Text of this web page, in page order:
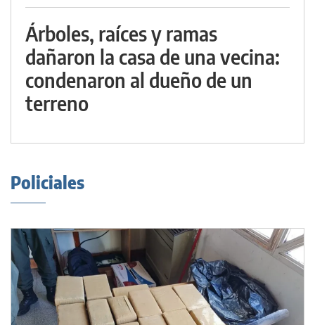
Árboles, raíces y ramas
dañaron la casa de una vecina:
condenaron al dueño de un
terreno
Policiales